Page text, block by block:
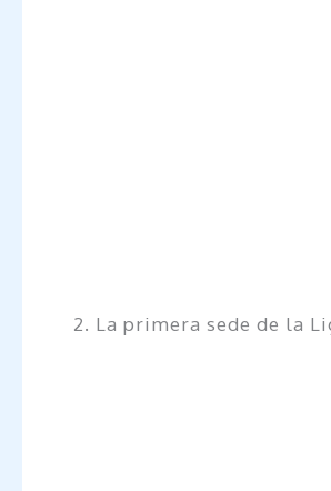
2. La primera sede de la